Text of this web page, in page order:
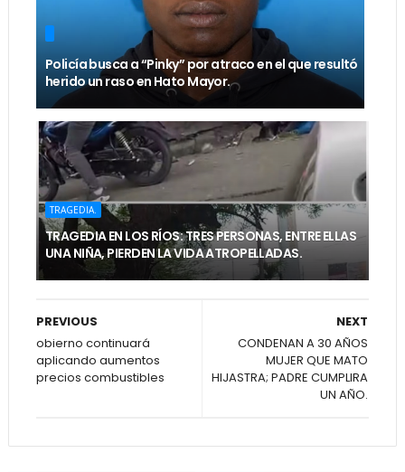
Policía busca a “Pinky” por atraco en el que resultó
herido un raso en Hato Mayor.
TRAGEDIA.
TRAGEDIA EN LOS RÍOS: TRES PERSONAS, ENTRE ELLAS
UNA NIÑA, PIERDEN LA VIDA ATROPELLADAS.
NEXT
CONDENAN A 30 AÑOS
MUJER QUE MATO
HIJASTRA; PADRE CUMPLIRA
UN AÑO.
PREVIOUS
obierno continuará
aplicando aumentos
precios combustibles